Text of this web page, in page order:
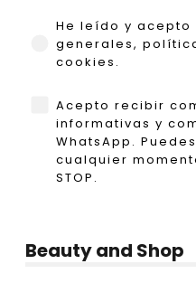
He leído y acepto
He leído y acepto
generales,
cookies.
WhatsApp
Acepto recibir
informativas y
WhatsApp.
cualquier
STOP.
Beauty and Shop